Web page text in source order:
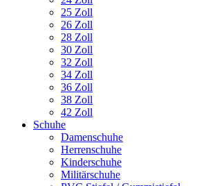
25 Zoll
26 Zoll
28 Zoll
30 Zoll
32 Zoll
34 Zoll
36 Zoll
38 Zoll
42 Zoll
Schuhe
Damenschuhe
Herrenschuhe
Kinderschuhe
Militärschuhe